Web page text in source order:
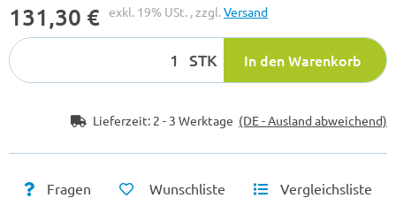
131,30 € exkl. 19% USt. , zzgl.Versand
STK In den Warenkorb
Lieferzeit: 2 - 3 Werktage (DE - Ausland abweichend)
Fragen Wunschliste Vergleichsliste